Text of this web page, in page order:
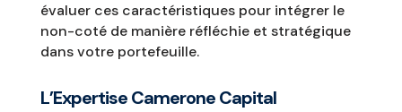
évaluer ces caractéristiques pour intégrer le
non-coté de manière réfléchie et stratégique
dans votre portefeuille.
L’Expertise Camerone Capital